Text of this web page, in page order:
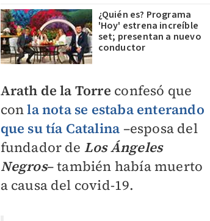
¿Quién es? Programa
'Hoy' estrena increíble
set; presentan a nuevo
conductor
Arath de la Torre confesó que
conla nota se estaba enterando
que su tía Catalina –esposa del
fundador de Los Ángeles
Negros– también había muerto
a causa del covid-19.